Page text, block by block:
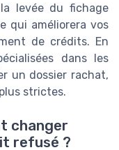
levée du fichage
qui améliorera vos
de crédits. En
dans les
un dossier rachat,
strictes.
changer
refusé ?